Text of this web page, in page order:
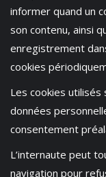
informer quand un
son contenu, ainsi
enregistrement
cookies
Les cookies
données
consentement
L’internaute peut
navigation pour